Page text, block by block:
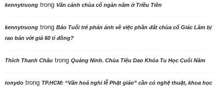
kennytruong trong Vãn cảnh chùa cổ ngàn năm ở Triều Tiên
kennytruong trong Báo Tuổi trẻ phản ảnh về việc phần đất chùa cổ Giác Lâm bị
rao bán với giá 60 tỉ đồng?
Thích Thanh Châu trong Quảng Ninh. Chùa Tiêu Dao Khóa Tu Học Cuối Năm
tonydo trong TP.HCM: “Văn hoá nghi lễ Phật giáo” cần có nghệ thuật, khoa học